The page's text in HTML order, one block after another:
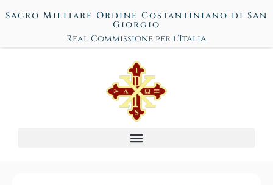
Sacro Militare Ordine Costantiniano di San
Giorgio
Real Commissione per l’Italia